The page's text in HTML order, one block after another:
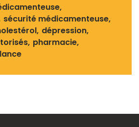
sécurité médicamenteuse
dépression
pharmacie